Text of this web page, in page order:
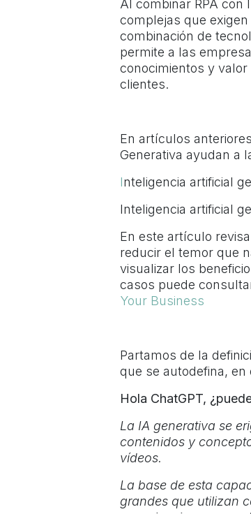
Al combinar RPA con
complejas que
combinación de
permite a las
conocimientos y
clientes.
En artículos
Generativa ayudan a
Inteligencia artificial
Inteligencia artificial
En este artículo
reducir el temor que
visualizar los
casos puede
Your Business
Partamos de la
que se autodefina,
Hola ChatGPT,
La IA generativa se
contenidos y
vídeos.
La base de esta
grandes que utilizan